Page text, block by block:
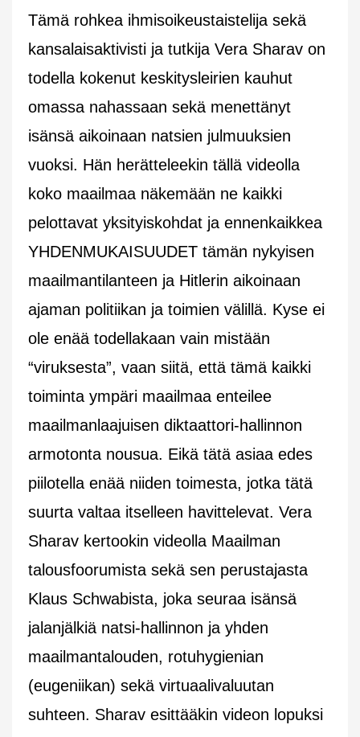
Tämä rohkea ihmisoikeustaistelija sekä
kansalaisaktivisti ja tutkija Vera Sharav on
todella kokenut keskitysleirien kauhut
omassa nahassaan sekä menettänyt
isänsä aikoinaan natsien julmuuksien
vuoksi. Hän herätteleekin tällä videolla
koko maailmaa näkemään ne kaikki
pelottavat yksityiskohdat ja ennenkaikkea
YHDENMUKAISUUDET tämän nykyisen
maailmantilanteen ja Hitlerin aikoinaan
ajaman politiikan ja toimien välillä. Kyse ei
ole enää todellakaan vain mistään
“viruksesta”, vaan siitä, että tämä kaikki
toiminta ympäri maailmaa enteilee
maailmanlaajuisen diktaattori-hallinnon
armotonta nousua. Eikä tätä asiaa edes
piilotella enää niiden toimesta, jotka tätä
suurta valtaa itselleen havittelevat. Vera
Sharav kertookin videolla Maailman
talousfoorumista sekä sen perustajasta
Klaus Schwabista, joka seuraa isänsä
jalanjälkiä natsi-hallinnon ja yhden
maailmantalouden, rotuhygienian
(eugeniikan) sekä virtuaalivaluutan
suhteen. Sharav esittääkin videon lopuksi